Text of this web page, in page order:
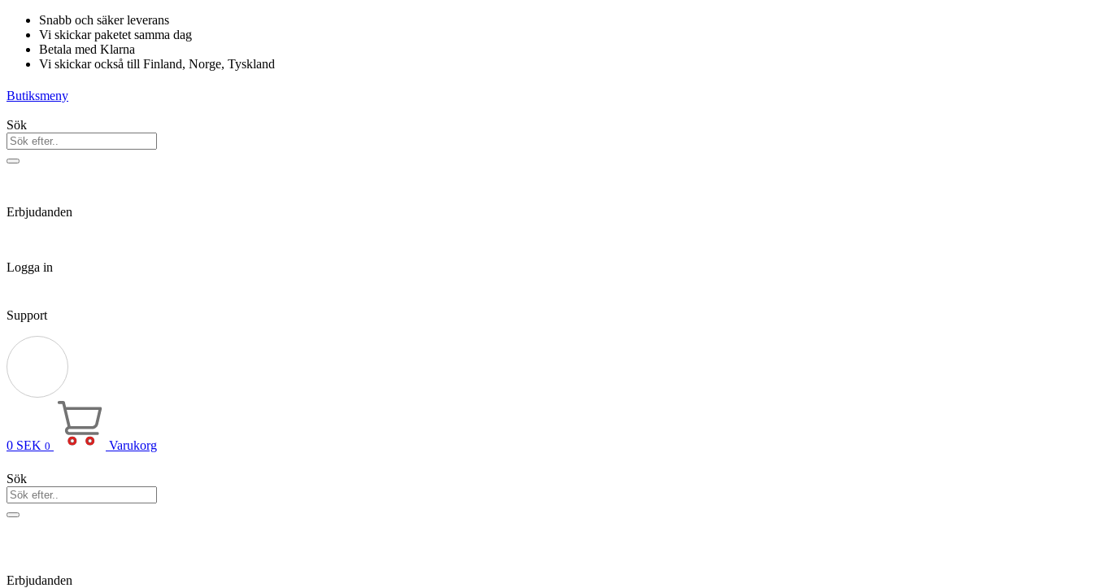
Hoppa
innehåll
Snabb och säker leverans
Vi skickar paketet samma dag
Betala med Klarna
Vi skickar också till Finland, Norge, Tyskland
Butiksmeny
Sök
Erbjudanden
Logga in
Support
0 SEK 0 Varukorg
Sök
Erbjudanden